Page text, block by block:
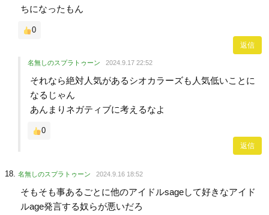
ちになったもん
0
返信
名無しのスプラトゥーン 2024.9.17 22:52
それなら絶対人気があるシオカラーズも人気低いことに
なるじゃん
あんまりネガティブに考えるなよ
0
返信
名無しのスプラトゥーン 2024.9.16 18:52
そもそも事あるごとに他のアイドルsageして好きなアイド
ルage発言する奴らが悪いだろ